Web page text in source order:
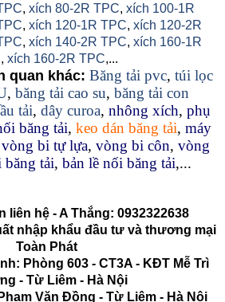
, xích 80-2R TPC, xích 100-1R
, xích 120-1R TPC, xích 120-2R
, xích 140-2R TPC, xích 160-1R
, xích 160-2R TPC,...
quan khác: Băng tải pvc, túi lọc
, băng tải cao su, băng tải con
tải, dây curoa, nhông xích, phụ
băng tải, keo dán băng tải, máy
vòng bi tự lựa, vòng bi côn, vòng
băng tải, bản lề nối băng tải,...
liên hệ - A Thắng: 0932322638
nhập khẩu đầu tư và thương mại
Toàn Phát
Phòng 603 - CT3A - KĐT Mễ Trì
- Từ Liêm - Hà Nội
Văn Đồng - Từ Liêm - Hà Nội